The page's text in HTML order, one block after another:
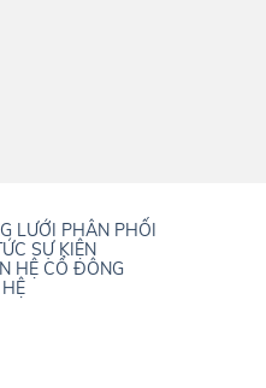
LƯỚI PHÂN PHỐI
SỰ KIỆN
HỆ CỔ ĐÔNG